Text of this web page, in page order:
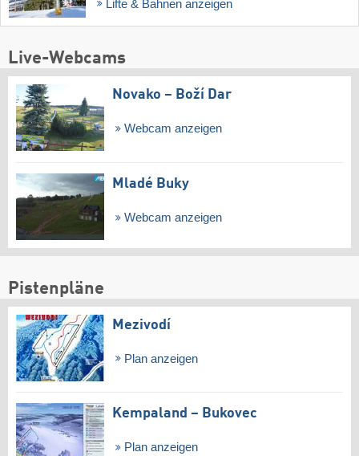
Lifte & Bahnen anzeigen
Live-Webcams
Novako – Boží Dar
Webcam anzeigen
Mladé Buky
Webcam anzeigen
Pistenpläne
Mezivodí
Plan anzeigen
Kempaland – Bukovec
Plan anzeigen